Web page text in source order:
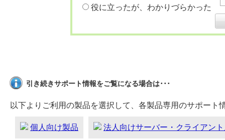
役に立ったが、わかりづらかった
引き続きサポート情報をご覧になる場合は･･･
以下よりご利用の製品を選択して、各製品専用のサポート
個人向け製品 法人向けサーバー・クライアン